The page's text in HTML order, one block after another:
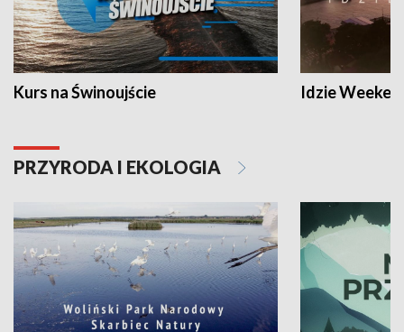
Kurs na Świnoujście Idzie
PRZYRODA I EKOLOGIA